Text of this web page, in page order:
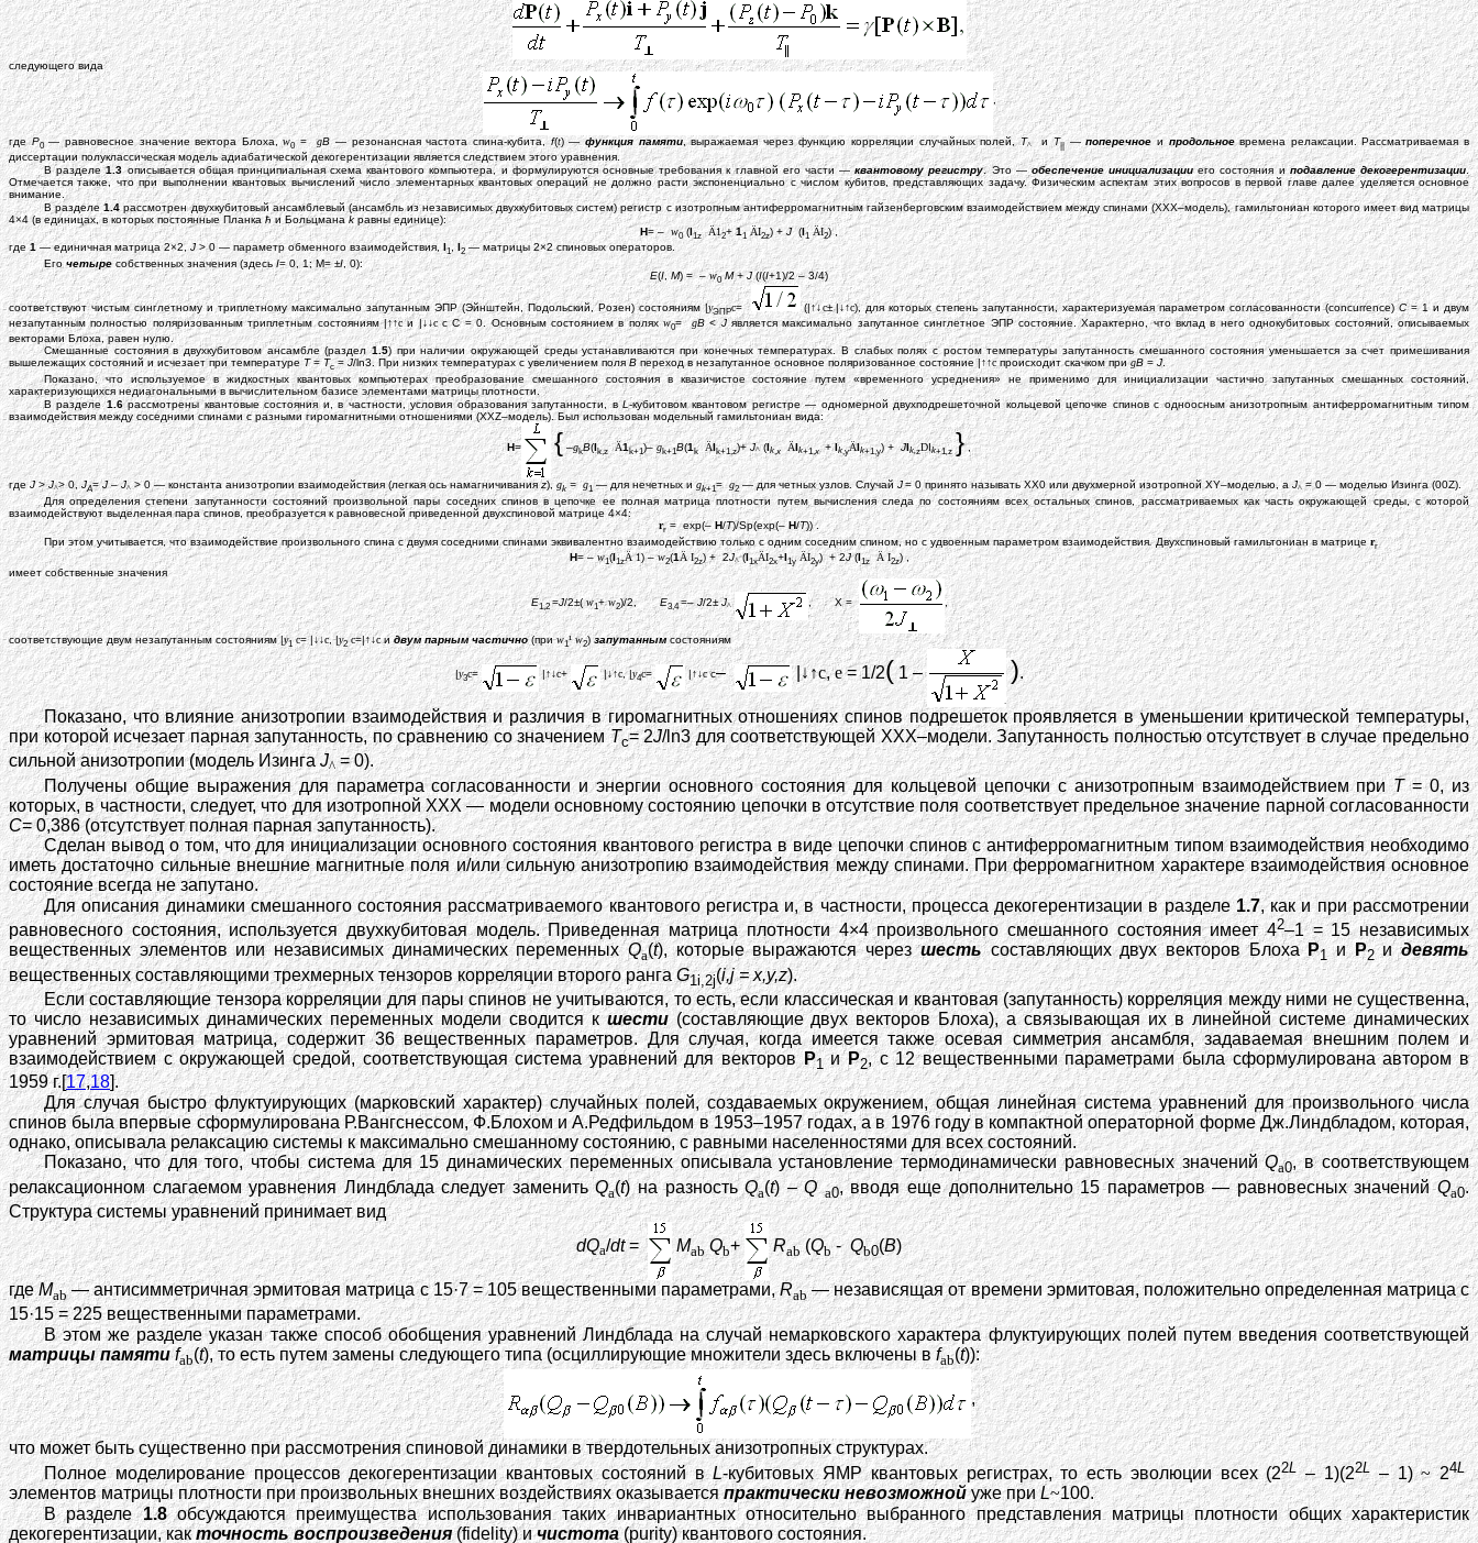
следующего вида
,
гдеP0— равновесное значение вектора Блоха,w0=gB— резонансная частота спина-кубита,f(t) —функция памяти, выражаемая через функцию корреляции случайных полей,T^ иT||—поперечноеипродольноевремена релаксации. Рассматриваемая в
диссертации полуклассическая модель адиабатической декогерентизации является следствием этого уравнения.
В разделе1.3описывается общая принципиальная схема квантового компьютера, и формулируются основные требования к главной его части —квантовому регистру. Это —обеспечение инициализацииего состояния иподавление декогерентизации.
Отмечается также, что при выполнении квантовых вычислений число элементарных квантовых операций не должно расти экспоненциально с числом кубитов, представляющих задачу. Физическим аспектам этих вопросов в первой главе далее уделяется основное
внимание.
В разделе1.4 рассмотрен двухкубитовый ансамблевый (ансамбль из независимых двухкубитовых систем) регистр с изотропным антиферромагнитным гайзенберговским взаимодействием между спинами (XXX–модель), гамильтониан которого имеет вид матрицы
4×4 (в единицах, в которых постоянные Планкаћи Больцманаk равны единице):
H= –w0 (I1z Ä12+11 ÄI2z) +J(I1 ÄI2) ,
где1 — единичная матрица 2×2,J> 0 — параметр обменного взаимодействия, I1 , I2— матрицы 2×2 спиновых операторов.
Его четыре собственных значения (здесь I= 0, 1; M= ±I, 0):
E(I,M) = –w0 M + J(I(I+1)/2 – 3/4)
соответствуют чистым синглетному и триплетному максимально запутанным ЭПР (Эйнштейн, Подольский, Розен) состояниям |yЭПРс= (|↑↓с± |↓↑с), для которых степень запутанности, характеризуемая параметром согласованности (concurrence)C= 1 и двум
незапутанным полностью поляризованным триплетным состояниям |↑↑си |↓↓сс C = 0. Основным состоянием в поляхw0= gB<Jявляется максимально запутанное синглетное ЭПР состояние. Характерно, что вклад в него однокубитовых состояний, описываемых
векторами Блоха, равен нулю.
Смешанные состояния в двухкубитовом ансамбле (раздел1.5) при наличии окружающей среды устанавливаются при конечных температурах. В слабых полях с ростом температуры запутанность смешанного состояния уменьшается за счет примешивания
вышележащих состояний и исчезает при температуре T=Tc= J/ln3. При низких температурах c увеличением поляBпереход в незапутанное основное поляризованное состояние |↑↑спроисходит скачком приgB =J.
Показано, что используемое в жидкостных квантовых компьютерах преобразование смешанного состояния в квазичистое состояние путем «временного усреднения» не применимо для инициализации частично запутанных смешанных состояний,
характеризующихся недиагональными в вычислительном базисе элементами матрицы плотности.
В разделе1.6рассмотрены квантовые состояния и, в частности, условия образования запутанности, вL-кубитовом квантовом регистре — одномерной двухподрешеточной кольцевой цепочке спинов с одноосным анизотропным антиферромагнитным типом
взаимодействия между соседними спинами с разными гиромагнитными отношениями (XXZ–модель). Был использован модельный гамильтониан вида:
H= { –gkB(Ik,z Ä1k+1)–gk+1B(1 k ÄIk+1,z)+J^(Ik,x ÄIk+1,x +Ik,yÄIk+1,y)+ JIk,zDIk+1 z },
гдеJ>J^> 0, JA=J–J^> 0 — константа анизотропии взаимодействия (легкая ось намагничиванияz),gk =g1— для нечетных иgk+1=g2 — для четных узлов. Случай J= 0 принято называть XX0 или двухмерной изотропной XY–моделью, аJ^= 0 — моделью Изинга (00Z).
Для определения степени запутанности состояний произвольной пары соседних спинов в цепочке ее полная матрица плотности путем вычисления следа по состояниям всех остальных спинов, рассматриваемых как часть окружающей среды, с которой
взаимодействуют выделенная пара спинов, преобразуется к равновесной приведенной двухспиновой матрице 4×4:
rr= exp(–H/T)/Sp(exp(– H/T)) .
При этом учитывается, что взаимодействие произвольного спина с двумя соседними спинами эквивалентно взаимодействию только с одним соседним спином, но с удвоенным параметром взаимодействия.Двухспиновый гамильтониан в матрицеrr
H= –w1(I1zÄ 1) –w2(1Ä I2z) + 2J^(I1xÄI2x+I1y ÄI2y) + 2J(I1z Ä I2z) ,
имеет собственные значения
E1,2=J/2±(w1+w2)/2,E3,4=–J/2±J^ , X = ,
соответствующие двум незапутанным состояниям |y1 с= |↓↓с, |y2 с=|↑↓сидвум парным частично(приw1¹ w2)запутаннымсостояниям
|y3с= |↑↓с+ |↓↑с, |y4с= |↑↓с с– |↓↑с,е= 1/2(1 – ).
Показано, что влияние анизотропии взаимодействия и различия в гиромагнитных отношениях спинов подрешеток проявляется в уменьшении критической температуры,
при которой исчезает парная запутанность, по сравнению со значениемTc= 2J/ln3 для соответствующей XXX–модели. Запутанность полностью отсутствует в случае предельно
сильной анизотропии (модель ИзингаJ^= 0).
Получены общие выражения для параметра согласованности и энергии основного состояния для кольцевой цепочки с анизотропным взаимодействием приT= 0, из
которых, в частности, следует, что для изотропной XXX — модели основному состоянию цепочки в отсутствие поля соответствует предельное значение парной согласованности
C= 0,386 (отсутствует полная парная запутанность).
Сделан вывод о том, что для инициализации основного состояния квантового регистра в виде цепочки спинов с антиферромагнитным типом взаимодействия необходимо
иметь достаточно сильные внешние магнитные поля и/или сильную анизотропию взаимодействия между спинами. При ферромагнитном характере взаимодействия основное
состояние всегда не запутано.
Для описания динамики смешанного состояния рассматриваемого квантового регистра и, в частности, процесса декогерентизации в разделе1.7, как и при рассмотрении
равновесного состояния, используется двухкубитовая модель. Приведенная матрица плотности 4×4 произвольного смешанного состояния имеет 42–1 = 15 независимых
вещественных элементов или независимых динамических переменныхQa(t), которые выражаются черезшестьсоставляющих двух векторов БлохаP1иP2идевять
вещественных составляющими трехмерных тензоров корреляции второго рангаG1i,2j(i,j = x,y,z).
Если составляющие тензора корреляции для пары спинов не учитываются, то есть, если классическая и квантовая (запутанность) корреляция между ними не существенна,
то число независимых динамических переменных модели сводится кшести(составляющие двух векторов Блоха), а связывающая их в линейной системе динамических
уравнений эрмитовая матрица, содержит 36 вещественных параметров. Для случая, когда имеется также осевая симметрия ансамбля, задаваемая внешним полем и
взаимодействием с окружающей средой, соответствующая система уравнений для векторов P1 иP2, с 12 вещественными параметрами была сформулирована автором в
1959 г.[17,18].
Для случая быстро флуктуирующих (марковский характер) случайных полей, создаваемых окружением, общая линейная система уравнений для произвольного числа
спинов была впервые сформулирована Р.Вангснессом, Ф.Блохом и А.Редфильдом в 1953–1957 годах, а в 1976 году в компактной операторной форме Дж.Линдбладом, которая,
однако, описывала релаксацию системы к максимально смешанному состоянию, с равными населенностями для всех состояний.
Показано, что для того, чтобы система для 15 динамических переменных описывала установление термодинамически равновесных значенийQa0, в соответствующем
релаксационном слагаемом уравнения Линдблада следует заменитьQa(t) на разностьQa(t) –Q a0, вводя еще дополнительно 15 параметров — равновесных значенийQa0.
Структура системы уравнений принимает вид
dQa/dt= Mab Qb+ Rab(Qb-Qb0(B)
гдеMab— антисимметричная эрмитовая матрица с 15·7 = 105 вещественными параметрами,Rab— независящая от времени эрмитовая, положительно определенная матрица с
15·15 = 225 вещественными параметрами.
В этом же разделе указан также способ обобщения уравнений Линдблада на случай немарковского характера флуктуирующих полей путем введения соответствующей
матрицы памяти fab(t), то есть путем замены следующего типа (осциллирующие множители здесь включены вfab(t)):
,
что может быть существенно при рассмотрения спиновой динамики в твердотельных анизотропных структурах.
Полное моделирование процессов декогерентизации квантовых состояний вL-кубитовых ЯМР квантовых регистрах, то есть эволюции всех (22L – 1)(22L– 1)~24L
элементов матрицы плотности при произвольных внешних воздействиях оказываетсяпрактически невозможнойуже приL~100.
В разделе1.8обсуждаются преимущества использования таких инвариантных относительно выбранного представления матрицы плотности общих характеристик
декогерентизации, какточность воспроизведения(fidelity) ичистота(purity) квантового состояния.